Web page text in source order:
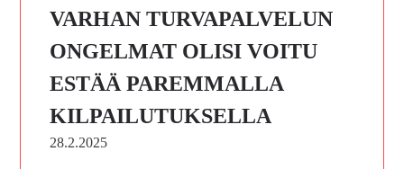
VARHAN TURVAPALVELUN
ONGELMAT OLISI VOITU
ESTÄÄ PAREMMALLA
KILPAILUTUKSELLA
28.2.2025